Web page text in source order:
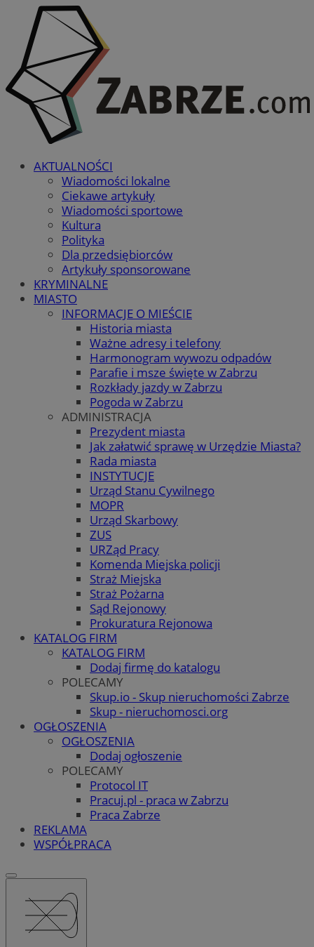
AKTUALNOŚCI
Wiadomości lokalne
Ciekawe artykuły
Wiadomości sportowe
Kultura
Polityka
Dla przedsiębiorców
Artykuły sponsorowane
KRYMINALNE
MIASTO
INFORMACJE O MIEŚCIE
Historia miasta
Ważne adresy i telefony
Harmonogram wywozu odpadów
Parafie i msze święte w Zabrzu
Rozkłady jazdy w Zabrzu
Pogoda w Zabrzu
ADMINISTRACJA
Prezydent miasta
Jak załatwić sprawę w Urzędzie Miasta?
Rada miasta
INSTYTUCJE
Urząd Stanu Cywilnego
MOPR
Urząd Skarbowy
ZUS
URZąd Pracy
Komenda Miejska policji
Straż Miejska
Straż Pożarna
Sąd Rejonowy
Prokuratura Rejonowa
KATALOG FIRM
KATALOG FIRM
Dodaj firmę do katalogu
POLECAMY
Skup.io - Skup nieruchomości Zabrze
Skup - nieruchomosci.org
OGŁOSZENIA
OGŁOSZENIA
Dodaj ogłoszenie
POLECAMY
Protocol IT
Pracuj.pl - praca w Zabrzu
Praca Zabrze
REKLAMA
WSPÓŁPRACA